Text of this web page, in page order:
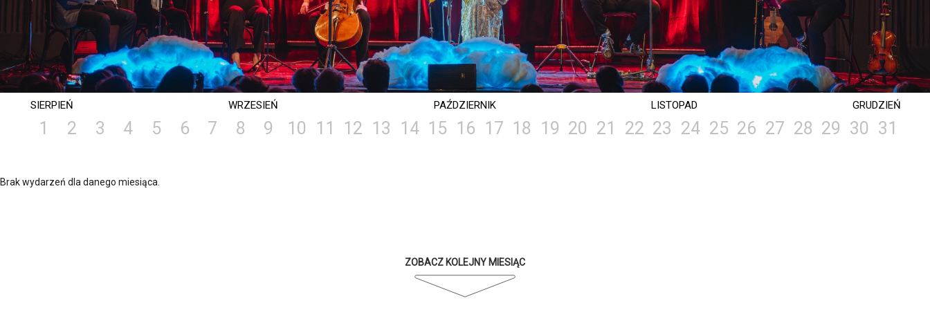
SIERPIEŃ WRZESIEŃ PAŹDZIERNIK LISTOPAD GRUDZIEŃ
1 2 3 4 5 6 7 8 9 10 11 12 13 14 15 16 17 18 19 20 21 22 23 24 25 26 27 28 29 30 31
Brak wydarzeń dla danego miesiąca.
ZOBACZ KOLEJNY MIESIĄC